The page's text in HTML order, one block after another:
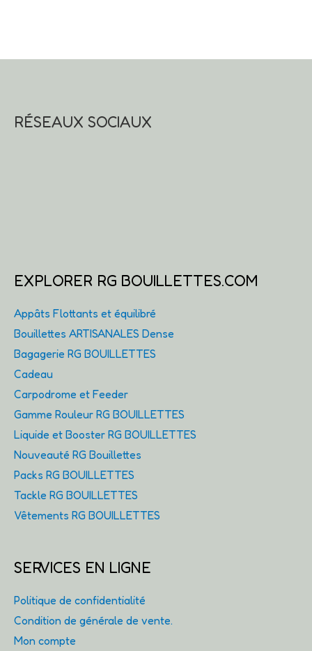
RÉSEAUX SOCIAUX
EXPLORER RG BOUILLETTES.COM
Appâts Flottants et équilibré
Bouillettes ARTISANALES Dense
Bagagerie RG BOUILLETTES
Cadeau
Carpodrome et Feeder
Gamme Rouleur RG BOUILLETTES
Liquide et Booster RG BOUILLETTES
Nouveauté RG Bouillettes
Packs RG BOUILLETTES
Tackle RG BOUILLETTES
Vêtements RG BOUILLETTES
SERVICES EN LIGNE
Politique de confidentialité
Condition de générale de vente.
Mon compte